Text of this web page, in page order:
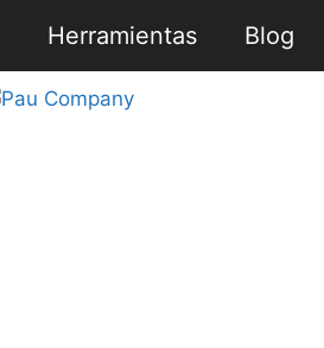
Herramientas Blog